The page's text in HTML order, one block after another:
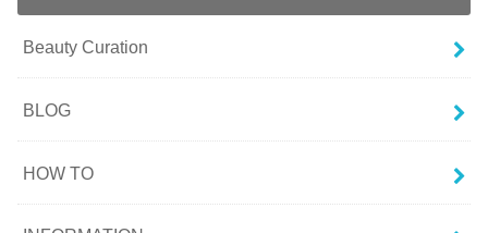
Beauty Curation
BLOG
HOW TO